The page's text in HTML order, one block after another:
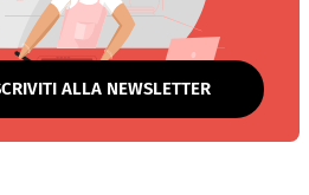
ALLA NEWSLETTER